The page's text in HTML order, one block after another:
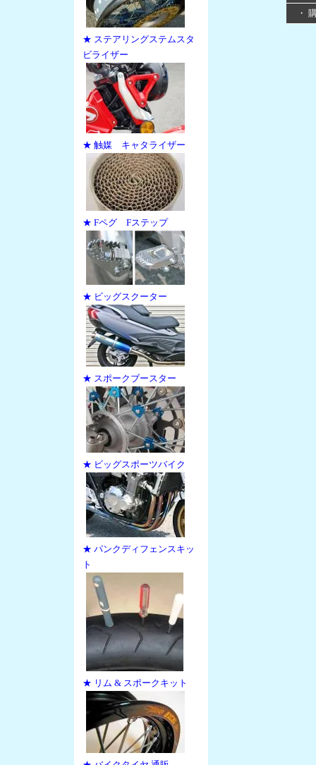
★ ステアリングステムスタ
ビライザー
★ 触媒 キャタライザー
★ Fペグ Fステップ
★ ビッグスクーター
★ スポークブースター
★ ビッグスポーツバイク
★ パンクディフェンスキッ
ト
★ リム & スポークキット
・